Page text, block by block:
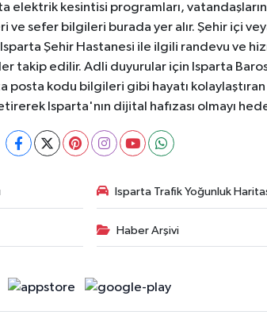
elektrik kesintisi programları,
ve sefer bilgileri burada yer alır. Şehir içi
Şehir Hastanesi ile ilgili randevu ve
edilir. Adli duyurular için Isparta
kodu bilgileri gibi hayatı
Isparta'nın dijital hafızası olmayı
Isparta Trafik Yoğunluk
Haber Arşivi